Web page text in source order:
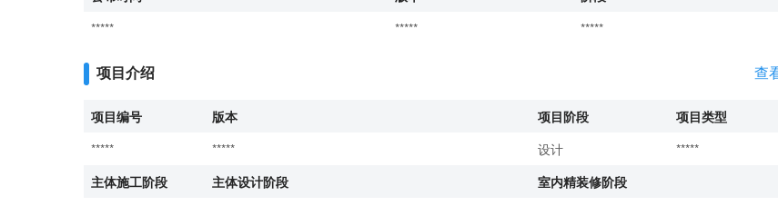
*****
***** *****
项目介绍 查
项目编号 版本 项目阶段
项目类型
*****
***** 设计
*****
主体施工阶段
主体设计阶段
室内精装修阶段